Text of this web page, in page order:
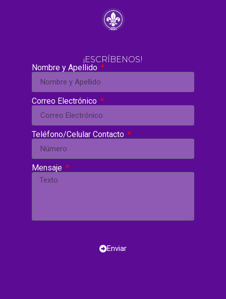
¡ESCRÍBENOS!
Nombre y Apellido
Correo Electrónico
Teléfono/Celular Contacto
Mensaje
Enviar